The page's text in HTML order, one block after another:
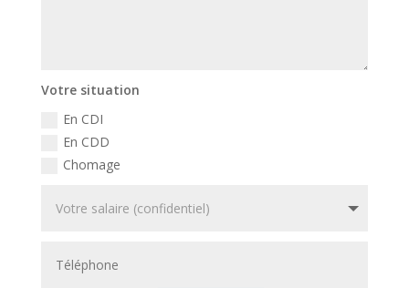
Votre situation
En CDI
En CDD
Chomage